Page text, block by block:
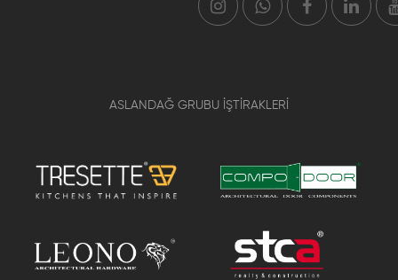
ASLANDAĞ GRUBU İŞTİRAKLERİ